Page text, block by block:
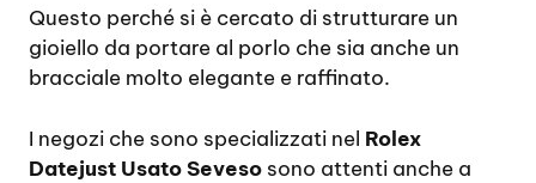
Questo perché si è cercato di strutturare un
gioiello da portare al porlo che sia anche un
bracciale molto elegante e raffinato.
I negozi che sono specializzati nel Rolex
Datejust Usato Seveso sono attenti anche a